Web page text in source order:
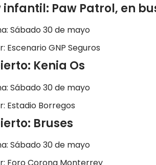
infantil: Paw Patrol, en
Sábado 30 de mayo
Escenario GNP Seguros
Kenia Os
Sábado 30 de mayo
Estadio Borregos
Bruses
Sábado 30 de mayo